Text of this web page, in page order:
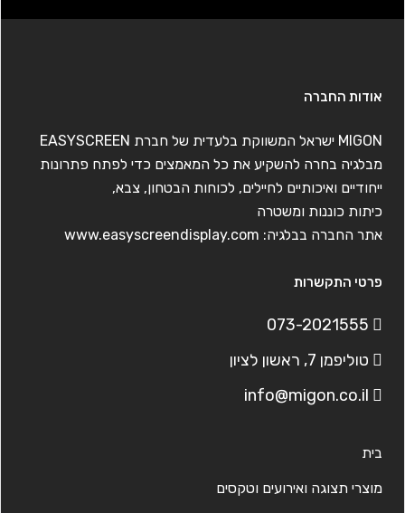
אודות החברה
MIGON ישראל המשווקת בלעדית של חברת EASYSCREEN
מבלגיה בחרה להשקיע את כל המאמצים כדי לפתח פתרונות
ייחודיים ואיכותיים לחיילים, לכוחות הבטחון, צבא,
כיתות כוננות ומשטרה
אתר החברה בבלגיה: www.easyscreendisplay.com
פרטי התקשרות
073-2021555
טוליפמן 7, ראשון לציון
info@migon.co.il
בית
מוצרי תצוגה ואירועים וטקסים